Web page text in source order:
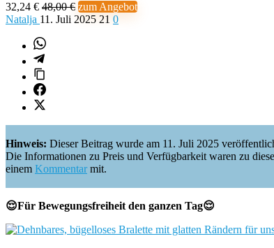
32,24 € 48,00 € zum Angebot
Natalja 11. Juli 2025 21 0
Hinweis: Dieser Beitrag wurde am 11. Juli 2025
Die Informationen zu Preis und Verfügbarkeit waren zu
einem Kommentarmit.
😌Für Bewegungsfreiheit den ganzen Tag😌